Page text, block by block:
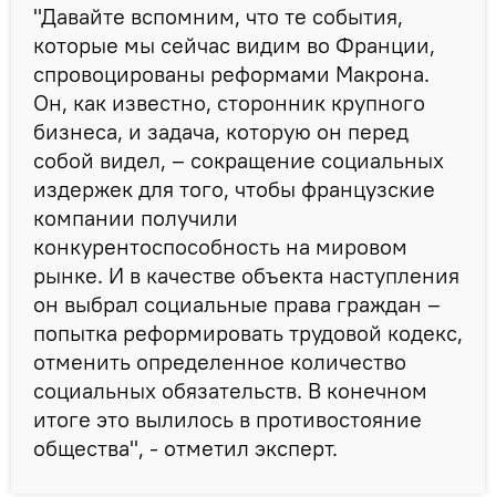
"Давайте вспомним, что те события,
которые мы сейчас видим во Франции,
спровоцированы реформами Макрона.
Он, как известно, сторонник крупного
бизнеса, и задача, которую он перед
собой видел, – сокращение социальных
издержек для того, чтобы французские
компании получили
конкурентоспособность на мировом
рынке. И в качестве объекта наступления
он выбрал социальные права граждан –
попытка реформировать трудовой кодекс,
отменить определенное количество
социальных обязательств. В конечном
итоге это вылилось в противостояние
общества", - отметил эксперт.